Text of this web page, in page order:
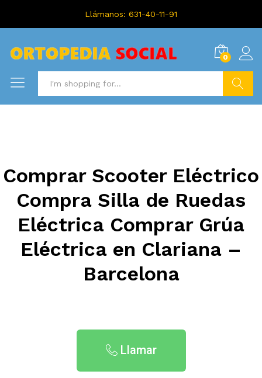
Llámanos: 631-40-11-91
0
Comprar Scooter Eléctrico
Compra Silla de Ruedas
Eléctrica Comprar Grúa
Eléctrica en Clariana –
Barcelona
Llamar